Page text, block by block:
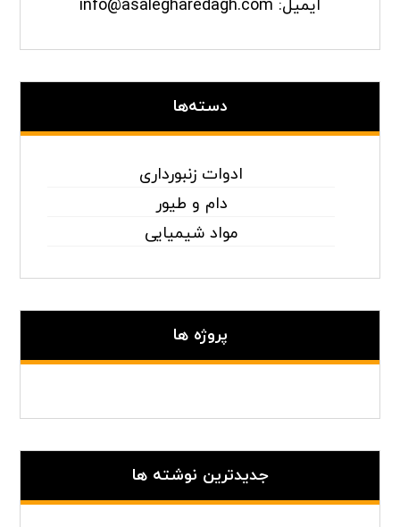
ایمیل: info@asalegharedagh.com
دسته‌ها
ادوات زنبورداری
دام و طیور
مواد شیمیایی
پروژه ها
جدیدترین نوشته ها